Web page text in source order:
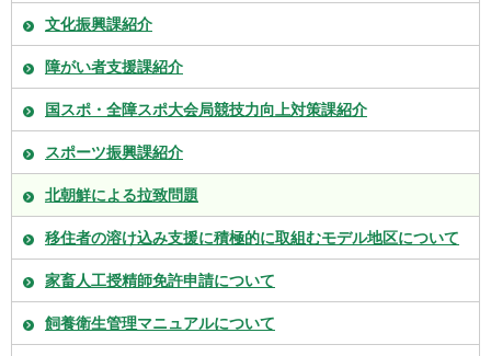
文化振興課紹介
障がい者支援課紹介
国スポ・全障スポ大会局競技力向上対策課紹介
スポーツ振興課紹介
北朝鮮による拉致問題
移住者の溶け込み支援に積極的に取組むモデル地区について
家畜人工授精師免許申請について
飼養衛生管理マニュアルについて